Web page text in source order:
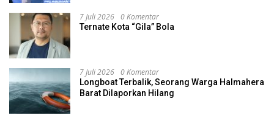
7 Juli 2026 0 Komentar
Ternate Kota “Gila” Bola
7 Juli 2026 0 Komentar
Longboat Terbalik, Seorang Warga Halmahera
Barat Dilaporkan Hilang